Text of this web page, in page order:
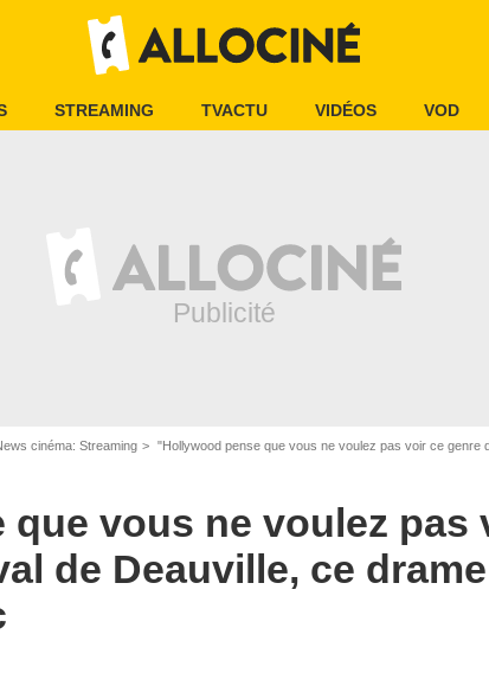
STREAMING TVACTU VIDÉOS VOD
cinéma: Streaming "Hollywood pense que vous ne voulez pas voir ce genre de film" : au
vous ne voulez pas
de Deauville, ce